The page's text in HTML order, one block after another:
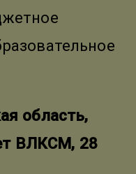
область,
ВЛКСМ, 28